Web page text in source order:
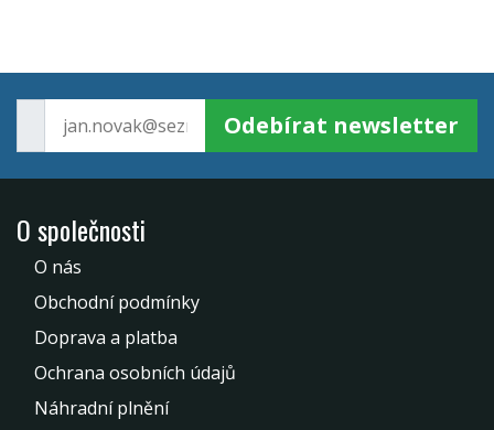
Odebírat newsletter
O společnosti
O nás
Obchodní podmínky
Doprava a platba
Ochrana osobních údajů
Náhradní plnění